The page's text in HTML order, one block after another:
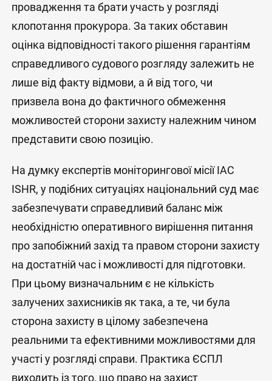
провадження та брати участь у розгляді
клопотання прокурора. За таких обставин
оцінка відповідності такого рішення гарантіям
справедливого судового розгляду залежить не
лише від факту відмови, а й від того, чи
призвела вона до фактичного обмеження
можливостей сторони захисту належним чином
представити свою позицію.
На думку експертів моніторингової місії IAC
ISHR, у подібних ситуаціях національний суд має
забезпечувати справедливий баланс між
необхідністю оперативного вирішення питання
про запобіжний захід та правом сторони захисту
на достатній час і можливості для підготовки.
При цьому визначальним є не кількість
залучених захисників як така, а те, чи була
сторона захисту в цілому забезпечена
реальними та ефективними можливостями для
участі у розгляді справи. Практика ЄСПЛ
виходить із того, що право на захист